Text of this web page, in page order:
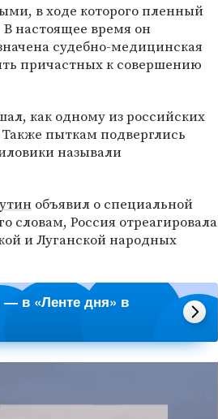
в ходе которого пленный
настоящее время он
судебно-медицинская
причастных к совершению
как одному из российских
пыткам подверглись
называли
объявил о специальной
словам, Россия отреагировала
и Луганской народных
— в «Ленте дня» в